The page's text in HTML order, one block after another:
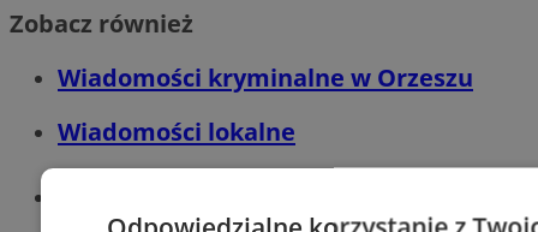
Zobacz również
Wiadomości kryminalne w Orzeszu
Wiadomości lokalne